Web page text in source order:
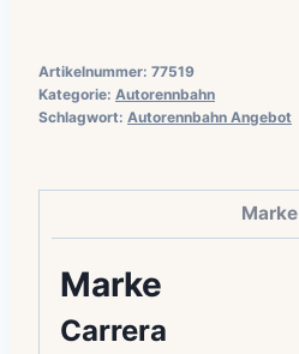
Artikelnummer: 77519
Kategorie: Autorennbahn
Schlagwort: Autorennbahn Angebot
Marke
Marke
Carrera